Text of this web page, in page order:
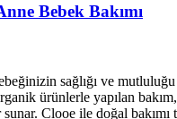
Bebek Bakımı
sağlığı ve
ürünlerle yapılan
Clooe ile doğal bakımı